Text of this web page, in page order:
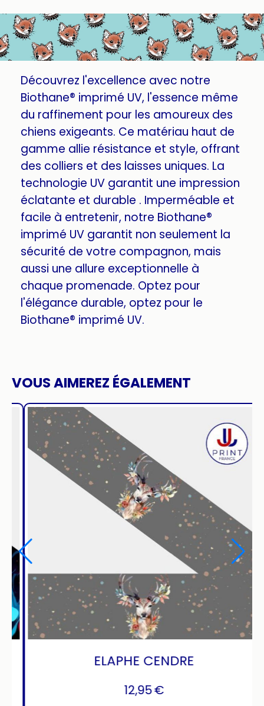
Découvrez l'excellence avec notre
Biothane® imprimé UV, l'essence même
du raffinement pour les amoureux des
chiens exigeants. Ce matériau haut de
gamme allie résistance et style, offrant
des colliers et des laisses uniques. La
technologie UV garantit une impression
éclatante et durable . Imperméable et
facile à entretenir, notre Biothane®
imprimé UV garantit non seulement la
sécurité de votre compagnon, mais
aussi une allure exceptionnelle à
chaque promenade. Optez pour
l'élégance durable, optez pour le
Biothane® imprimé UV.
VOUS AIMEREZ ÉGALEMENT
BANDANA BLANC/NOIR
12,95€